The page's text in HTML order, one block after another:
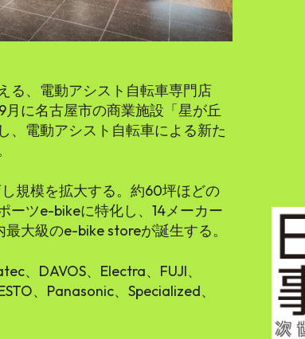
る、電動アシスト自転車専門店
に名古屋市の商業施設「星が丘
、電動アシスト自転車による新た
規模を拡大する。約60坪ほどの
ーツe-bikeに特化し、14メーカー
大級のe-bike storeが誕生する。
、DAVOS、Electra、FUJI、
、Panasonic、Specialized、